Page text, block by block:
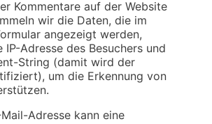
Kommentare auf der Website
wir die Daten, die im
angezeigt werden,
IP-Adresse des Besuchers und
String (damit wird der
um die Erkennung von
Adresse kann eine